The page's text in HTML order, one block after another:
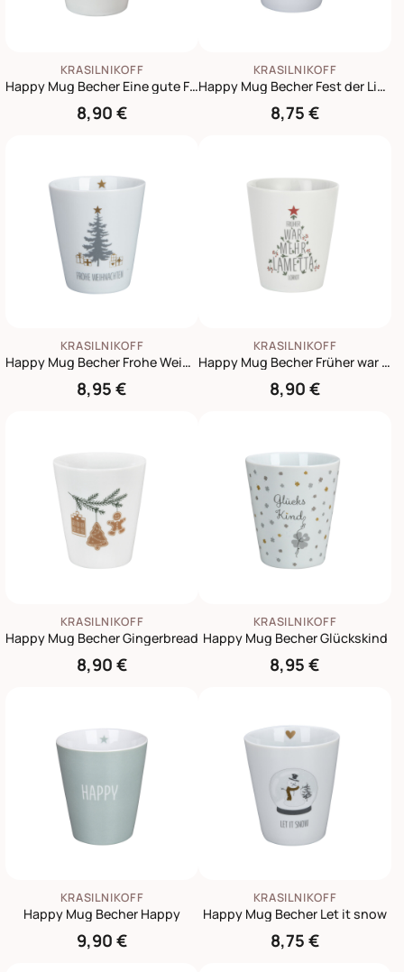
KRASILNIKOFF
Happy Mug Becher Eine gute Freundin ist unbezahltbar
8,90 €
KRASILNIKOFF
Happy Mug Becher Fest der Liebe
8,75 €
KRASILNIKOFF
Happy Mug Becher Frohe Weihnachten
8,95 €
KRASILNIKOFF
Happy Mug Becher Früher war mehr Lametta
8,90 €
KRASILNIKOFF
Happy Mug Becher Gingerbread
8,90 €
KRASILNIKOFF
Happy Mug Becher Glückskind
8,95 €
KRASILNIKOFF
Happy Mug Becher Happy
9,90 €
KRASILNIKOFF
Happy Mug Becher Let it snow
8,75 €